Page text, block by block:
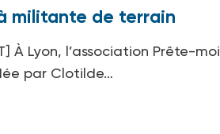
militante de terrain
À Lyon, l’association Prête-moi
par Clotilde…